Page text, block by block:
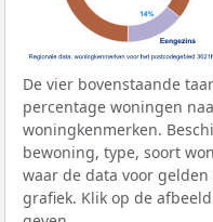
De vier bovenstaande
percentage woningen
woningkenmerken.
bewoning, type, soort
waar de data voor
grafiek. Klik op de